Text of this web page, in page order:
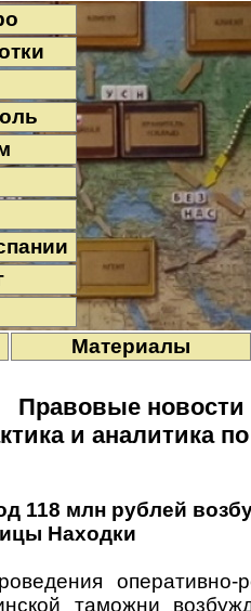
Материалы
Правовые новости
и аналитика
118 млн рублей
Находки
оперативно-
таможни